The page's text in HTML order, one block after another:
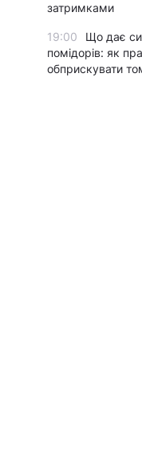
затримками
19:00
Що дає
помідорів: як
обприскувати